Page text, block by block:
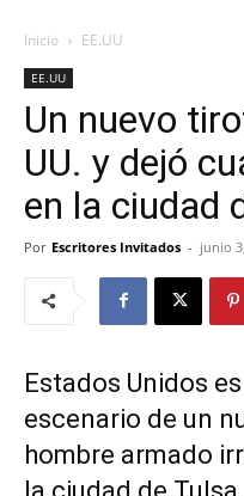
Inicio EE.UU
EE.UU
Un nuevo
UU. y dejó
en la ciudad
Por Escritores Invitados - junio
Estados Unidos
escenario de un
hombre armado